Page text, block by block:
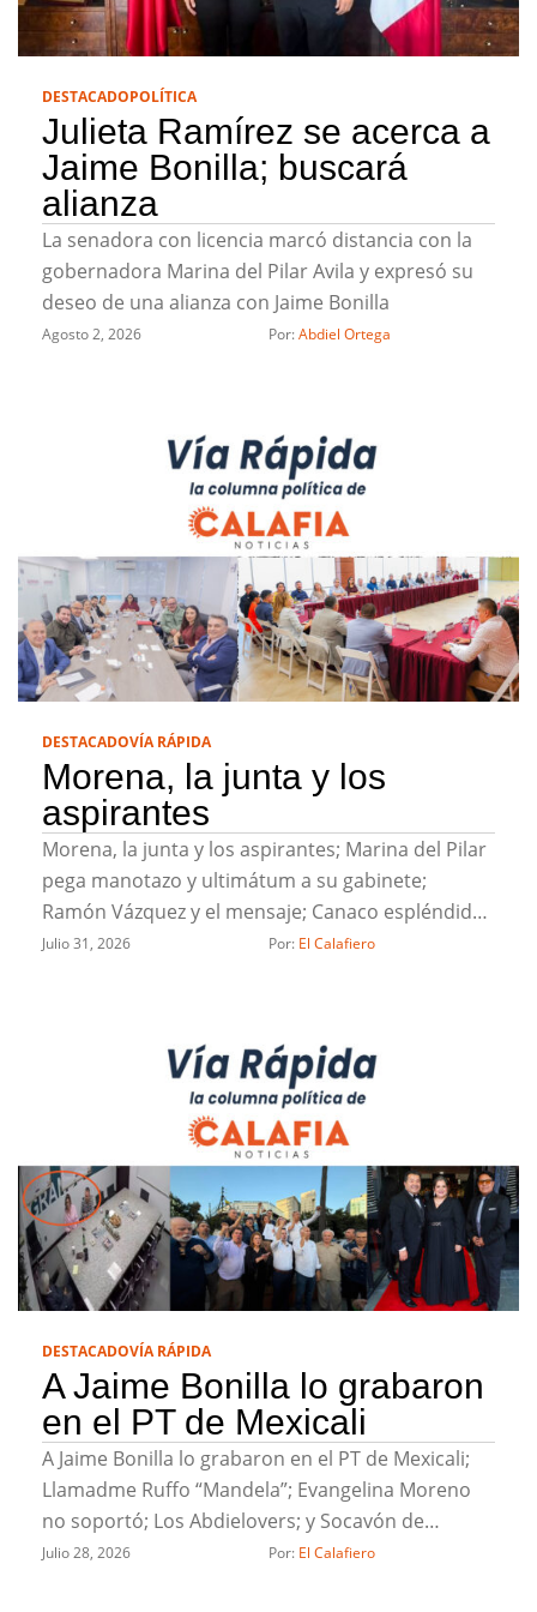
DESTACADOPOLÍTICA
Julieta Ramírez se acerca a
Jaime Bonilla; buscará
alianza
La senadora con licencia marcó distancia con la
gobernadora Marina del Pilar Avila y expresó su
deseo de una alianza con Jaime Bonilla
Agosto 2, 2026 Por: Abdiel Ortega
DESTACADOVÍA RÁPIDA
Morena, la junta y los
aspirantes
Morena, la junta y los aspirantes; Marina del Pilar
pega manotazo y ultimátum a su gabinete;
Ramón Vázquez y el mensaje; Canaco espléndido;
Evangelina Moreno, lengua larga y un Socavón de
Julio 31, 2026 Por: El Calafiero
DESTACADOVÍA RÁPIDA
A Jaime Bonilla lo grabaron
en el PT de Mexicali
A Jaime Bonilla lo grabaron en el PT de Mexicali;
Llamadme Ruffo “Mandela”; Evangelina Moreno
no soportó; Los Abdielovers; y Socavón de
solteras pero no solas
Julio 28, 2026 Por: El Calafiero